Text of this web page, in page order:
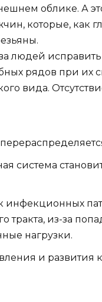
облике. А
которые, как
людей
рядов при их
вида.
система
инфекционных
тракта, из-за
нагрузки.
и развития